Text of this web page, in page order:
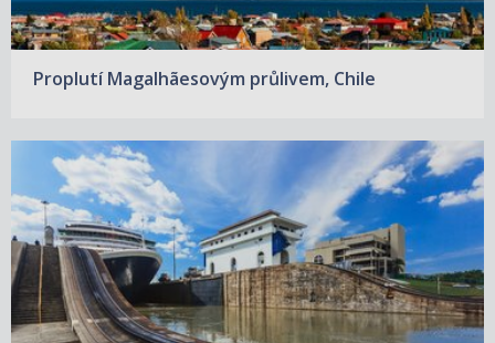
Proplutí Magalhãesovým průlivem, Chile